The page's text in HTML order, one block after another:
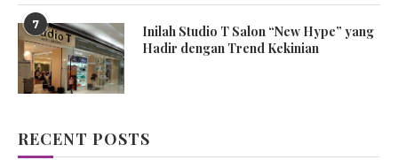
7
Inilah Studio T Salon “New Hype” yang
Hadir dengan Trend Kekinian
RECENT POSTS